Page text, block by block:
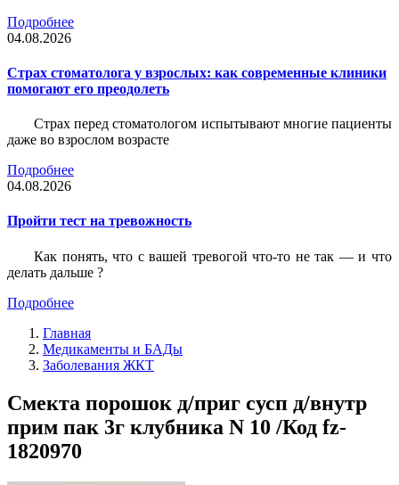
Подробнее
04.08.2026
Страх стоматолога у взрослых: как современные клиники
помогают его преодолеть
Страх перед стоматологом испытывают многие пациенты
даже во взрослом возрасте
Подробнее
04.08.2026
Пройти тест на тревожность
Как понять, что с вашей тревогой что-то не так — и что
делать дальше ?
Подробнее
Главная
Медикаменты и БАДы
Заболевания ЖКТ
Смекта порошок д/приг сусп д/внутр
прим пак 3г клубника N 10 /Код fz-
1820970